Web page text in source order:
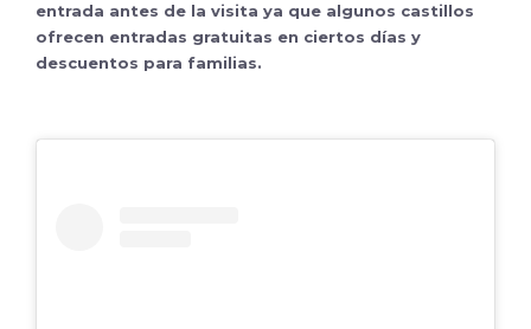
entrada antes de la visita ya que algunos castillos
ofrecen entradas gratuitas en ciertos días y
descuentos para familias.